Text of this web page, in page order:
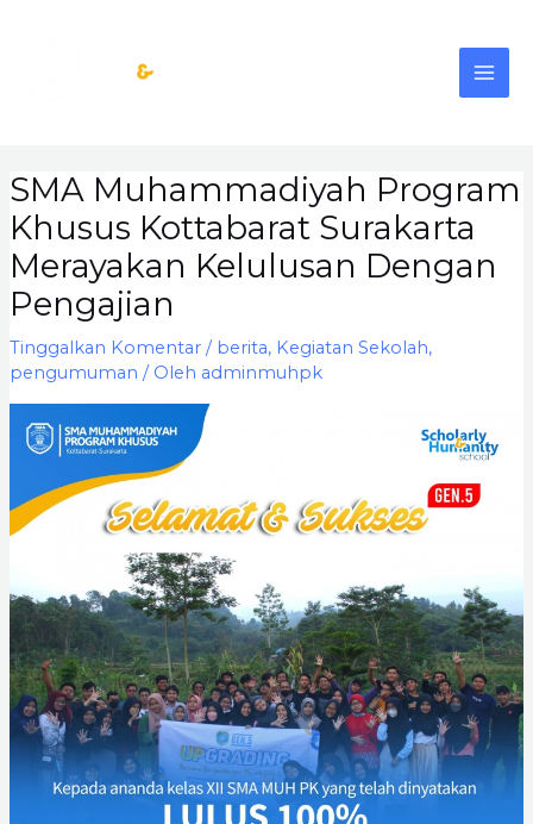
SMA Muhammadiyah Program
Khusus Kottabarat Surakarta
Merayakan Kelulusan Dengan
Pengajian
Tinggalkan Komentar / berita, Kegiatan Sekolah,
pengumuman / Oleh adminmuhpk
navigation